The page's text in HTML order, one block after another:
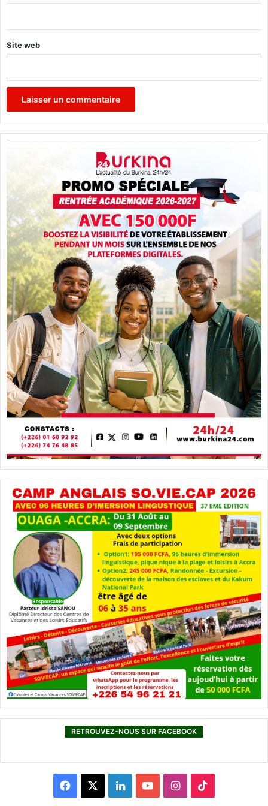
Site web
RETROUVEZ-NOUS SUR FACEBOOK
L
I